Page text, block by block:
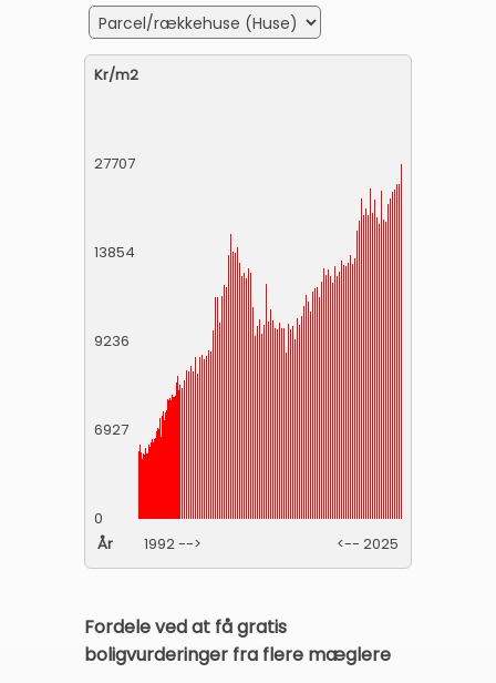
Kr/m2
27707
13854
9236
6927
0
År
1992 --> <-- 2025
Fordele ved at få gratis
boligvurderinger fra flere mæglere